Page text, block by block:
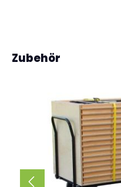
Produktgalerie überspringen
Zubehör